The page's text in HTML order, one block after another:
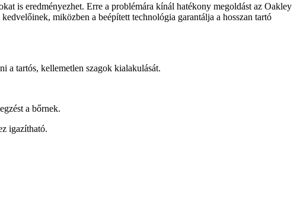
is eredményezhet. Erre a problémára kínál hatékony megoldást az Oakley
miközben a beépített technológia garantálja a hosszan tartó
a tartós, kellemetlen szagok kialakulását.
a bőrnek.
igazítható.